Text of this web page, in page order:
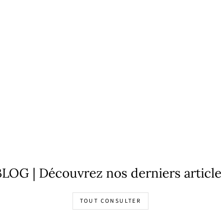
| Découvrez nos derniers
TOUT CONSULTER